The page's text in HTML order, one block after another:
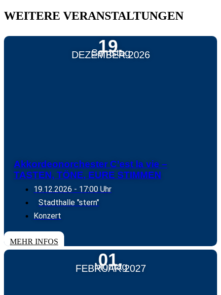
WEITERE VERANSTALTUNGEN
19.
DEZEMBER 2026
Samstag
Akkordeonorchester C’est la vie –
TASTEN, TÖNE, EURE STIMMEN
19.12.2026 - 17:00 Uhr
Stadthalle "stern"
Konzert
TICKETS
MEHR INFOS
01.
FEBRUAR 2027
Montag